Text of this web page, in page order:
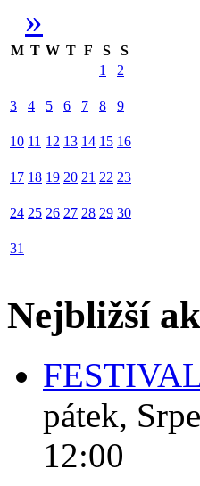
»
M T W T F S
S
1
2
3 4 5 6 7 8 9
10 11 12 13 14 15 16
17 18 19 20 21 22 23
24 25 26 27 28 29 30
31
Nejbližší
pátek,
12:00